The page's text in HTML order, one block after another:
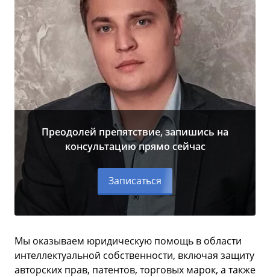
Преодолей препятствие, запишись на
консультацию прямо сейчас
Записаться
Мы оказываем юридическую помощь в области
интеллектуальной собственности, включая защиту
авторских прав, патентов, торговых марок, а также